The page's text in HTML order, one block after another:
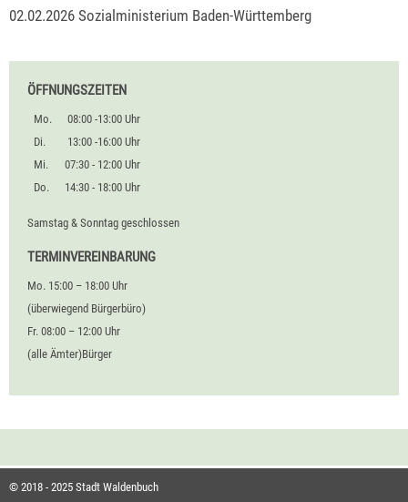
02.02.2026 Sozialministerium Baden-Württemberg
ÖFFNUNGSZEITEN
Mo.
08:00 -13:00 Uhr
Di.
13:00 -16:00 Uhr
Mi.
07:30 - 12:00 Uhr
Do.
14:30 - 18:00 Uhr
Samstag & Sonntag geschlossen
TERMINVEREINBARUNG
Mo. 15:00 – 18:00 Uhr
(überwiegend Bürgerbüro)
Fr. 08:00 – 12:00 Uhr
(alle Ämter)Bürger
© 2018 - 2025 Stadt Waldenbuch